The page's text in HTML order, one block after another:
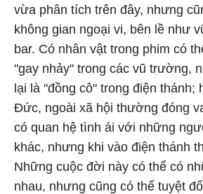
vừa phân tích trên đây, nhưng
không gian ngoại vi, bên lề như
bar. Có nhân vật trong phim có
"gay nhảy" trong các vũ trường,
lại là "đồng cô" trong điện thánh;
Đức, ngoài xã hội thường đóng
có quan hệ tình ái với những
khác, nhưng khi vào điện thánh
Những cuộc đời này có thể có
nhau, nhưng cũng có thể tuyệt